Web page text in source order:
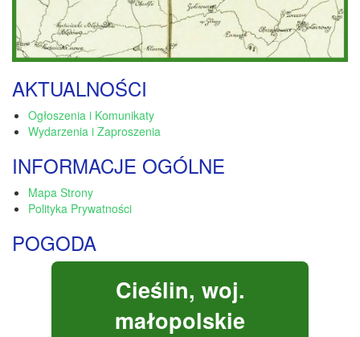
AKTUALNOŚCI
Ogłoszenia i Komunikaty
Wydarzenia i Zaproszenia
INFORMACJE OGÓLNE
Mapa Strony
Polityka Prywatności
POGODA
Cieślin, woj.
małopolskie